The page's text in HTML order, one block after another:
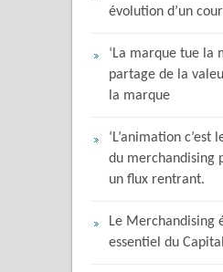
évolution d’un
‘La marque tue la
partage de la
la marque
‘L’animation c’est
du merchandising
un flux rentrant.
Le Merchandising
essentiel du